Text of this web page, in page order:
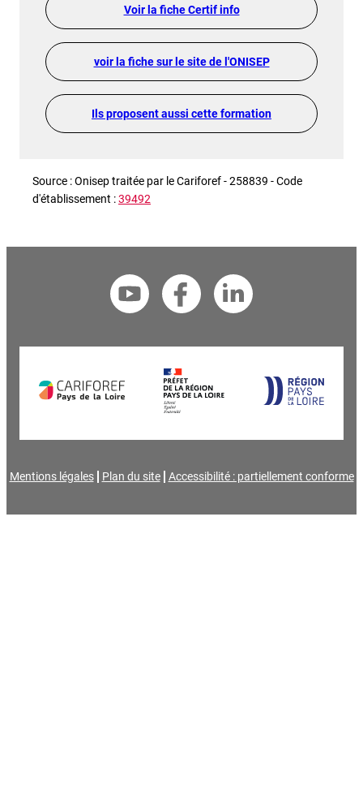
Voir la fiche Certif info
voir la fiche sur le site de l'ONISEP
Ils proposent aussi cette formation
Source : Onisep traitée par le Cariforef - 258839 - Code
d'établissement :39492
Mentions légales Plan du site Accessibilité : partiellement conforme